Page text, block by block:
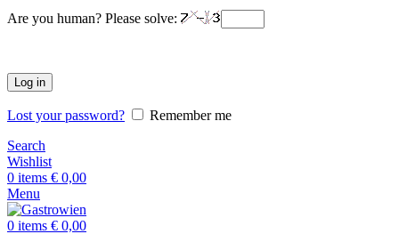
Are you human? Please solve:
Log in
Lost your password?
Remember me
Search
Wishlist
0 items € 0,00
Menu
0 items € 0,00